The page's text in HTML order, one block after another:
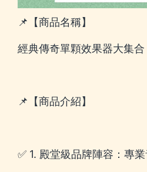
📌【商品名稱】
經典傳奇單顆效果器大集
📌【商品介紹】
✅ 1. 殿堂級品牌陣容：專